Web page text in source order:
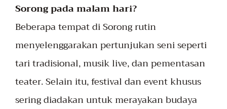
Sorong pada malam hari?
Beberapa tempat di Sorong rutin
menyelenggarakan pertunjukan seni seperti
tari tradisional, musik live, dan pementasan
teater. Selain itu, festival dan event khusus
sering diadakan untuk merayakan budaya